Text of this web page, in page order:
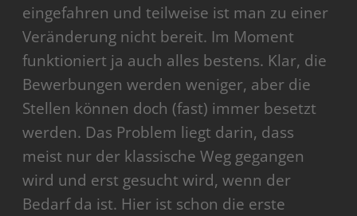
eingefahren und teilweise ist man zu einer
Veränderung nicht bereit. Im Moment
funktioniert ja auch alles bestens. Klar, die
Bewerbungen werden weniger, aber die
Stellen können doch (fast) immer besetzt
werden. Das Problem liegt darin, dass
meist nur der klassische Weg gegangen
wird und erst gesucht wird, wenn der
Bedarf da ist. Hier ist schon die erste